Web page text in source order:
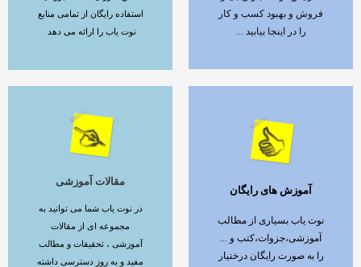
فروش و بهبود کسب و کار
را در اینجا بیابید ...
استفاده رایگان از تمامی منابع
نوت یاب را ارائه می دهد
آموزش های رایگان
نوت یاب بسیاری از مطالب
آموزشی،جزوات،کتب و ...
را به صورت رایگان درختیار
ادامه مطلب
مقالات آموزشی
در نوت یاب شما می توانید به
مجموعه ای از مقالات
آموزشی ، تحقیقات و مطالب
مفید و به روز دسترسی داشته